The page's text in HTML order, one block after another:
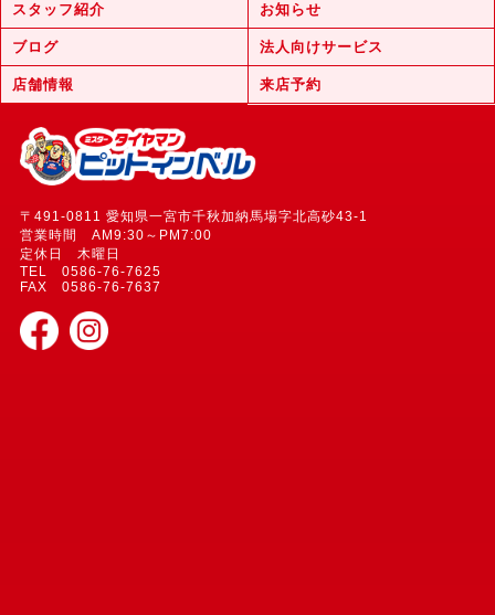
スタッフ紹介 お知らせ
ブログ 法人向けサービス
店舗情報 来店予約
〒491-0811 愛知県一宮市千秋加納馬場字北高砂43-1
営業時間 AM9:30～PM7:00
定休日 木曜日
TEL 0586-76-7625
FAX 0586-76-7637